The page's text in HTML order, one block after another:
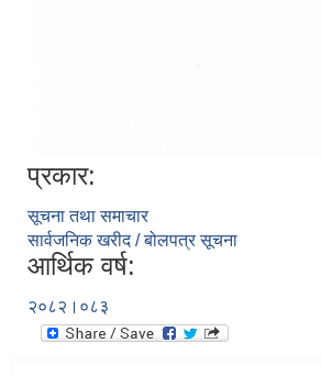
प्रकार:
सूचना तथा समाचार
सार्वजनिक खरीद / बोलपत्र सूचना
आर्थिक वर्ष:
२०८२।०८३